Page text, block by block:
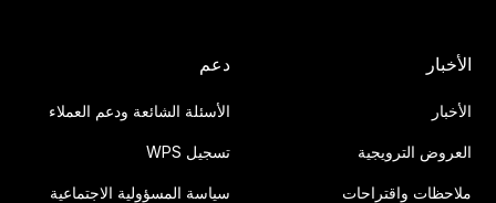
الأخبار
الأخبار
العروض الترويجية
ملاحظات واقتراحات
دعم
الأسئلة الشائعة ودعم العملاء
تسجيل WPS
سياسة المسؤولية الاجتماعية